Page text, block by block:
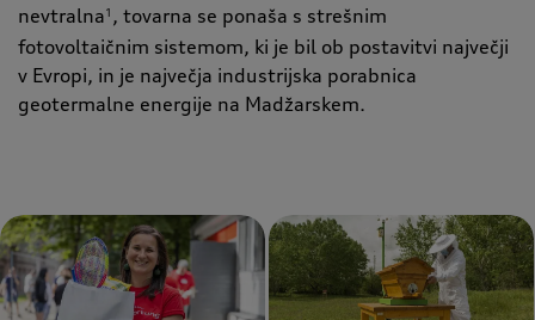
nevtralna1 , tovarna se ponaša s strešnim
fotovoltaičnim sistemom, ki je bil ob postavitvi največji
v Evropi, in je največja industrijska porabnica
geotermalne energije na Madžarskem.